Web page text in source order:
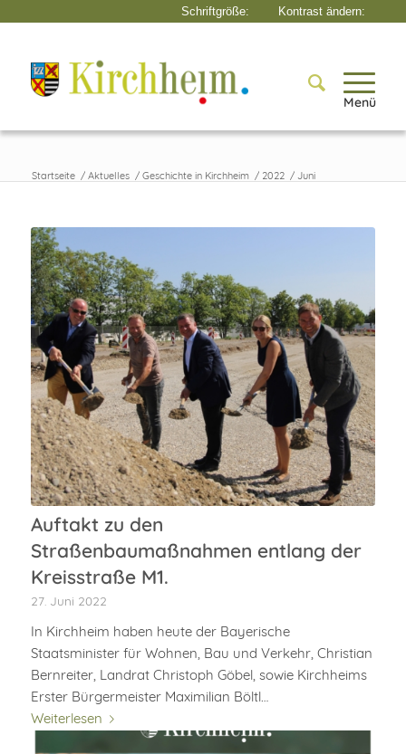
Menü
Startseite / Aktuelles / Geschichte in Kirchheim / 2022 / Juni
Auftakt zu den
Straßenbaumaßnahmen entlang der
Kreisstraße M1.
27. Juni 2022
In Kirchheim haben heute der Bayerische
Staatsminister für Wohnen, Bau und Verkehr, Christian
Bernreiter, Landrat Christoph Göbel, sowie Kirchheims
Erster Bürgermeister Maximilian Böltl…
Weiterlesen